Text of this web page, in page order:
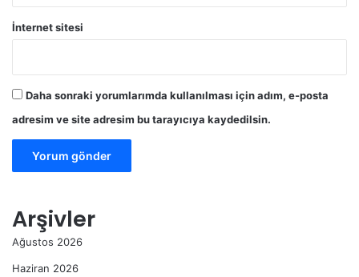
İnternet sitesi
Daha sonraki yorumlarımda kullanılması için adım, e-posta
adresim ve site adresim bu tarayıcıya kaydedilsin.
Arşivler
Ağustos 2026
Haziran 2026